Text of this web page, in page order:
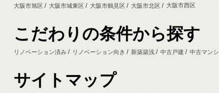
大阪市旭区
大阪市城東区 大阪市鶴見区 大阪市北区 大阪市西区
こだわりの条件から探す
リノベーション済み リノベーション向き 新築築浅 中古戸建 中古マン
サイトマップ